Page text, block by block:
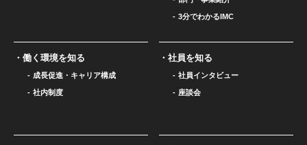
3分でわかるIMC
働く環境を知る
成長促進・キャリア構成
社内制度
社員を知る
社員インタビュー
座談会